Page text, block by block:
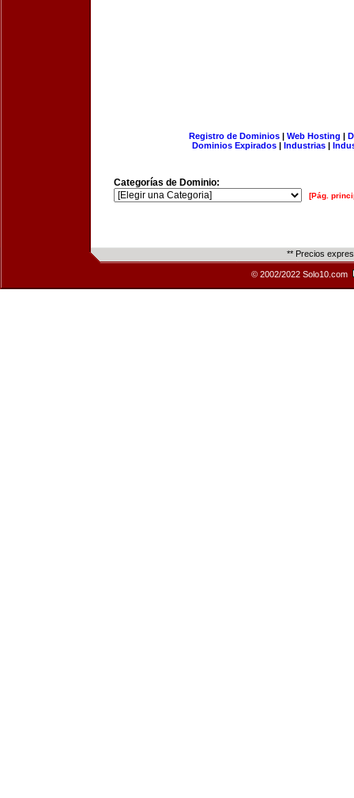
Registro de Dominios| Web Hosting |
Dominios Expirados | Industrias |
Categorías de Dominio:
[Pág.
** Precios
© 2002/2022 Solo10.com